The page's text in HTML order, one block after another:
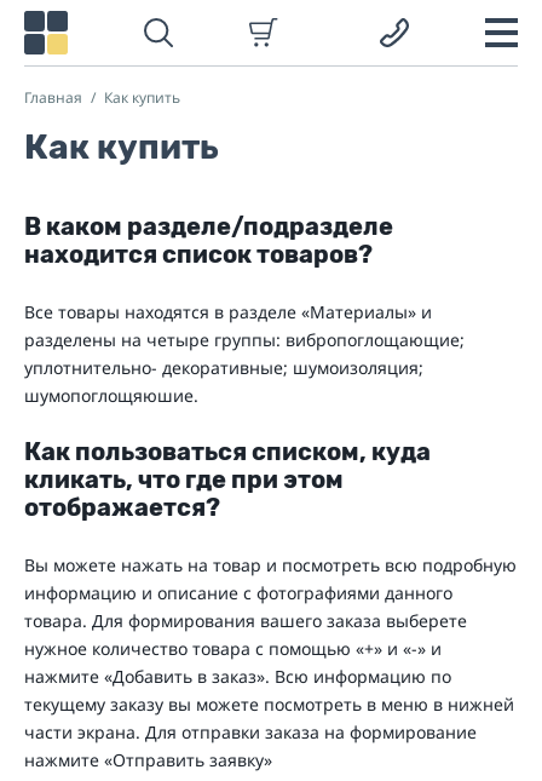
Главная Как купить
Как купить
В каком разделе/подразделе
находится список товаров?
Все товары находятся в разделе «Материалы» и
разделены на четыре группы: вибропоглощающие;
уплотнительно- декоративные; шумоизоляция;
шумопоглощяюшие.
Как пользоваться списком, куда
кликать, что где при этом
отображается?
Вы можете нажать на товар и посмотреть всю подробную
информацию и описание с фотографиями данного
товара. Для формирования вашего заказа выберете
нужное количество товара с помощью «+» и «-» и
нажмите «Добавить в заказ». Всю информацию по
текущему заказу вы можете посмотреть в меню в нижней
части экрана. Для отправки заказа на формирование
нажмите «Отправить заявку»